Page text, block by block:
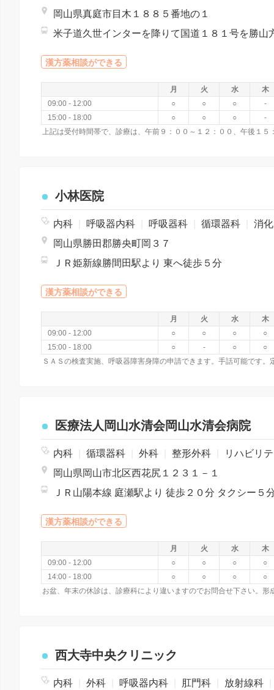
岡山県真庭市目木１８８５番地の１
漢方薬相談ができる
月 火 水
木
09:00 - 12:00
○ ○ ○
-
15:00 - 18:00
○ ○ ○ -
小林医院
内科 呼吸器内科 呼吸器科 循環器科
消化器科
岡山県勝田郡勝央町岡３７
ＪＲ姫新線勝間田駅より 東へ徒歩５分
漢方薬相談ができる
月 火 水
木
09:00 - 12:00
○ ○ ○
○
15:00 - 18:00
○ - ○ ○
医療法人岡山水清会岡山水清会病院
内科 循環器科 外科 整形外科
リハビリテーション
岡山県岡山市北区西花尻１２３１－１
漢方薬相談ができる
月 火 水
木
09:00 - 12:00
○ ○ ○
○
14:00 - 18:00
○ ○ ○ ○
西大寺中央クリニック
内科 外科 呼吸器内科 肛門科 放射線科